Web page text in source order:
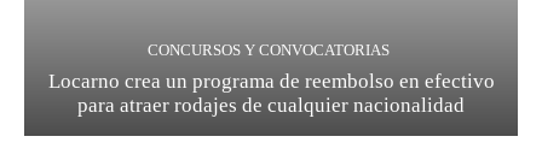
CONCURSOS Y CONVOCATORIAS
Locarno crea un programa de reembolso en efectivo
para atraer rodajes de cualquier nacionalidad